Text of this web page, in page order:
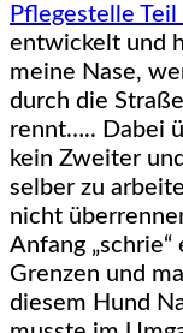
Pflegestelle
entwickelt und
meine Nase,
durch die
rennt….. Dabei
kein Zweiter
selber zu
nicht
Anfang
Grenzen und
diesem Hund